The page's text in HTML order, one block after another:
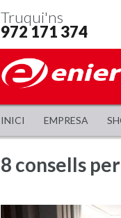
Truqui'ns
972 171 374
INICI EMPRESA
8 consells